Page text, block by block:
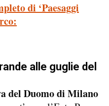
di ‘Paesaggi
alle guglie del
del Duomo di Milano